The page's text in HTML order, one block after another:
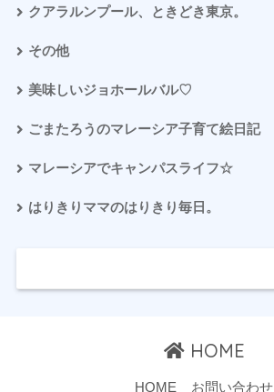
クアラルンプール、ときどき東京。
その他
美味しいジョホールバル♡
ごまたろうのマレーシア子育て絵日記
マレーシアでキャンパスライフ☆
はりきりママのはりきり毎日。
HOME
HOME お問い合わせ